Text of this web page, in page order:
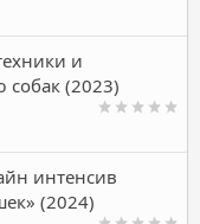
и
собак (2023)
интенсив
(2024)